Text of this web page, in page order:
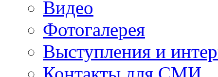
Видео
Фотогалерея
Выступления и